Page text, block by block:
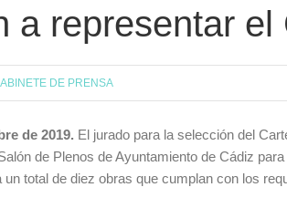
a representar
DE PRENSA
de 2019. El jurado para la selección del
de Plenos de Ayuntamiento de Cádiz
un total de diez obras que cumplan con los